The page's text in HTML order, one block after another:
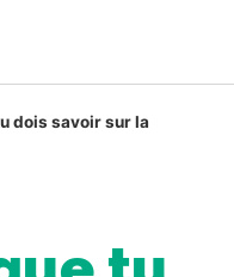
dois savoir sur la